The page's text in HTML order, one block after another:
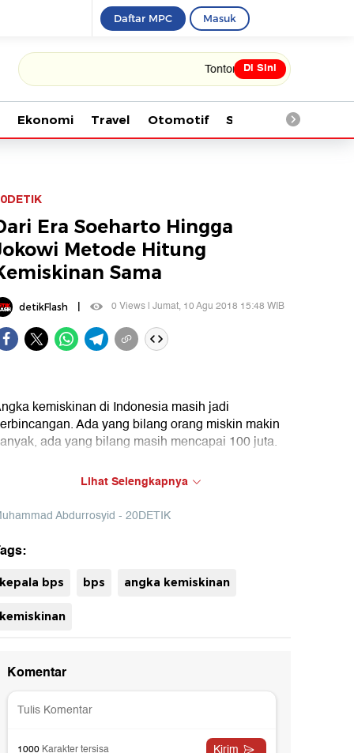
Daftar MPC Masuk
Tonton kabar terbaru PIALA DUNIA
Di Sini
Ekonomi Travel Otomotif Saintek
Era Soeharto Hingga
Metode Hitung
Sama
detikFlash| 0 Views | Jumat, 10 Agu 2018 15:48 WIB
kemiskinan di Indonesia masih jadi
Ada yang bilang orang miskin makin
ada yang bilang masih mencapai 100 juta.
Padahal BPS merilis data kemiskinan per Maret
bahwa orang miskin sebanyak 25,95 juta. BPS pun
dari zaman Soeharto hingga Jokowi tak
ada yang berbeda metodologinya.
Lihat Selengkapnya
Abdurrosyid - 20DETIK
kepala bps bps angka kemiskinan
kemiskinan